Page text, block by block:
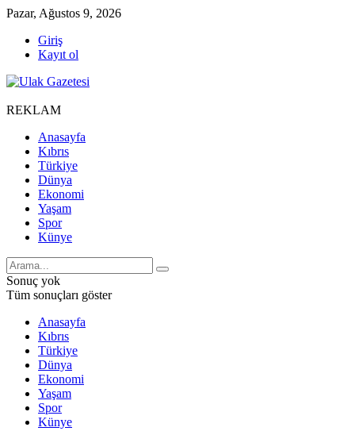
Pazar, Ağustos 9, 2026
Giriş
Kayıt ol
REKLAM
Anasayfa
Kıbrıs
Türkiye
Dünya
Ekonomi
Yaşam
Spor
Künye
Sonuç yok
Tüm sonuçları göster
Anasayfa
Kıbrıs
Türkiye
Dünya
Ekonomi
Yaşam
Spor
Künye